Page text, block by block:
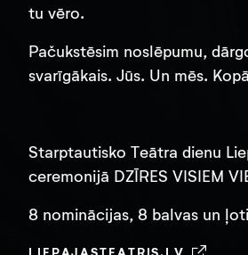
tu vēro.
Pačukstēsim noslēpumu,
svarīgākais. Jūs. Un mēs.
Starptautisko Teātra dienu
ceremonijā DZĪRES VISIEM
8 nominācijas, 8 balvas un